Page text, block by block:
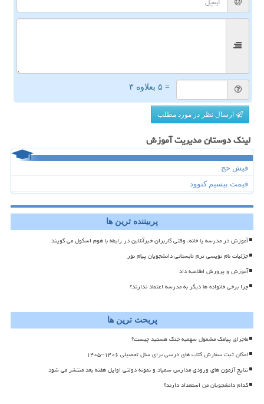
= ۵ بعلاوه ۳
ارسال نظر در مورد مطلب
لینک دوستان مدیریت آموزش
فیش حج
قیمت بیسیم کنوود
پربیننده ترین ها
آموزش در مدرسه یا خانه، وقتی کاربران خبرآنلاین در رابطه با هوم اسکول می گویند
جزئیات نام نویسی ترم تابستانی دانشجویان پیام نور
آموزش و پرورش اطلاعیه داد
چرا برخی خانواده ها دیگر به مدرسه اعتماد ندارند؟
پربحث ترین ها
ماجرای پیامک مشمول سهمیه جنگ هستید چیست؟
امکان ثبت سفارش کتاب های درسی برای سال تحصیلی ۱۴۰۶–۱۴۰۵
نتایج آزمون های ورودی مدارس سمپاد و نمونه دولتی اوایل هفته بعد منتشر می شود
کدام دانشجویان من استعداد دارند؟